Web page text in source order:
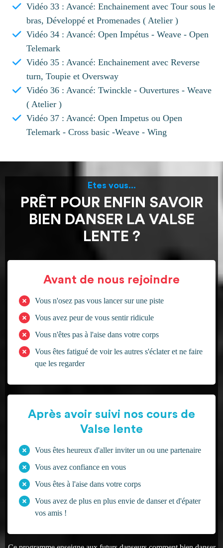
Vidéo 33 : Avancé: Enchainement avec Tour sous le
bras, Développé et Promenades ( Atelier )
Vidéo 34 : Avancé: Open Impétus - Weave - Open
Telemark
Vidéo 35 : Avancé: Enchainement avec Reverse
turn, Toupie et Oversway
Vidéo 36 : Avancé: Twinckle - Ouvertures - Weave
( Atelier )
Vidéo 37 : Avancé: Open Impetus ou Open
Telemark - Cross basic -Weave - Wing
Etes vous...
PRÊT POUR ENFIN SAVOIR
BIEN DANSER LA VALSE
LENTE ?
Avant de nous rejoindre
Vous n'osez pas vous lancer sur une piste
Vous avez peur de vous sentir ridicule
Vous n'êtes pas à l'aise dans votre corps
Vous êtes fatigué de voir les autres s'éclater et ne faire
que les regarder
Après avoir suivi nos cours de
Valse lente
Vous êtes heureux d'aller inviter un ou une partenaire
Vous avez confiance en vous
Vous êtes à l'aise dans votre corps
Vous avez de plus en plus envie de danser et d'épater
vos amis !